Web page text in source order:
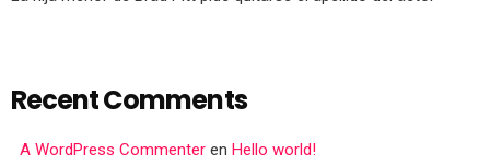
Recent Comments
A WordPress Commenter en Hello world!